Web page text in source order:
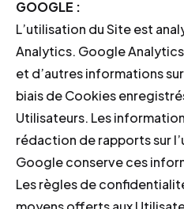
GOOGLE :
L’utilisation du Site est
Analytics. Google
et d’autres informations
biais de Cookies
Utilisateurs. Les
rédaction de rapports sur
Google conserve ces
Les règles de